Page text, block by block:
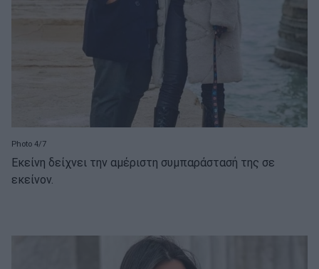
Photo 4/7
Εκείνη δείχνει την αμέριστη συμπαράστασή της σε
εκείνον.